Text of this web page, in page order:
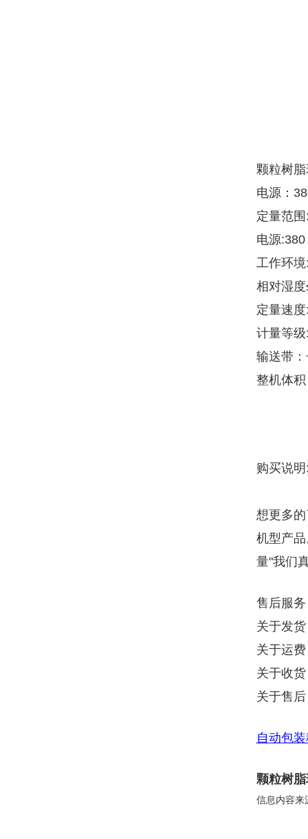
颗粒树
电源：
定量范
电源
工作环
相对湿
定量速
计量等
输送带
整机体
购买说明
想更多
机型产
量"我们
售后服
关于发
关于运
关于收
关于售
自动包
颗粒树
信息内容来